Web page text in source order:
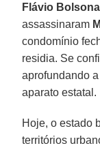
Flávio
assassinaram
condomínio
residia. Se
aprofundando
aparato estatal.
Hoje, o estado
territórios